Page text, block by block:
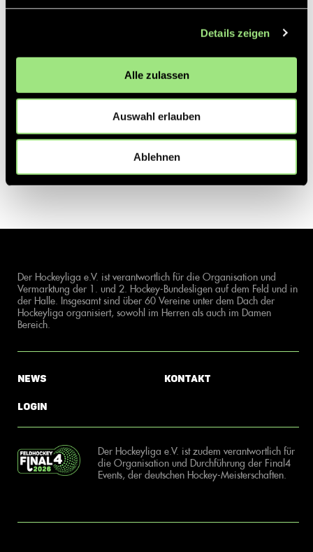
Details zeigen
Alle zulassen
Auswahl erlauben
Ablehnen
Der Hockeyliga e.V. ist verantwortlich für die Organisation und
Vermarktung der 1. und 2. Hockey-Bundesligen auf dem Feld und in
der Halle. Insgesamt sind über 60 Vereine unter dem Dach der
Hockeyliga organisiert, sowohl im Herren als auch im Damen
Bereich.
News
Login
Kontakt
Der Hockeyliga e.V. ist zudem verantwortlich für
die Organisation und Durchführung der Final4
Events, der deutschen Hockey-Meisterschaften.